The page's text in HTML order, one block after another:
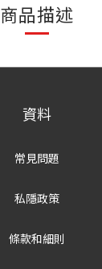
商品描述
資料
常見問題
私隱政策
條款和細則